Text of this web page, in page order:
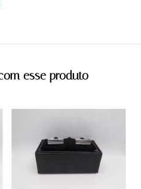
esse produto